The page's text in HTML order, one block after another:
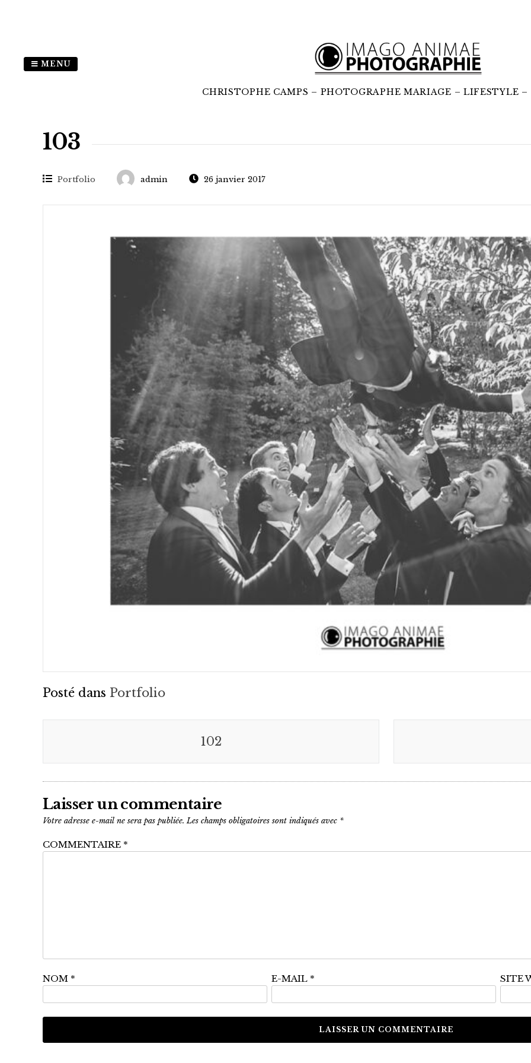
CHRISTOPHE CAMPS – PHOTOGRAPHE MARIAGE – LIFESTYLE –
MENU
103
Portfolio admin 26 janvier 2017
Posté dans Portfolio
102
Laisser un commentaire
Votre adresse e-mail ne sera pas publiée. Les champs obligatoires sont indiqués avec *
COMMENTAIRE *
NOM * E-MAIL * SITE